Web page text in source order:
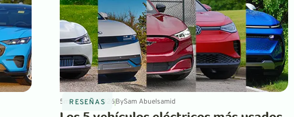
RESEÑAS
5 minMar 2, 2026BySam Abuelsamid